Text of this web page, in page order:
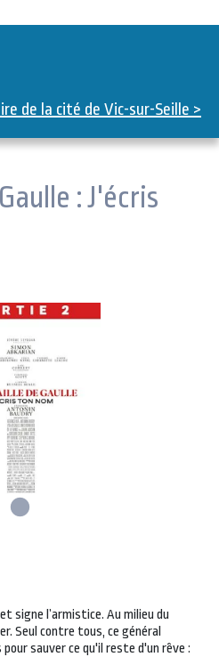
de la cité de Vic-sur-Seille >
: J'écris
signe l’armistice. Au milieu du
Seul contre tous, ce général
sauver ce qu'il reste d'un rêve :